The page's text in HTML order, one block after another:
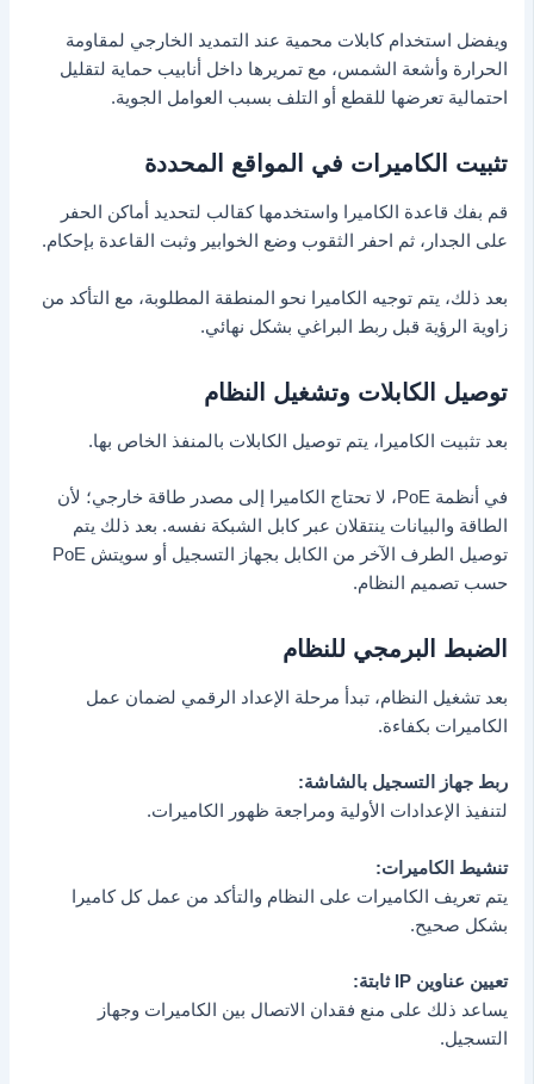
ويفضل استخدام كابلات محمية عند التمديد الخارجي لمقاومة
الحرارة وأشعة الشمس، مع تمريرها داخل أنابيب حماية لتقليل
احتمالية تعرضها للقطع أو التلف بسبب العوامل الجوية.
تثبيت الكاميرات في المواقع المحددة
قم بفك قاعدة الكاميرا واستخدمها كقالب لتحديد أماكن الحفر
على الجدار، ثم احفر الثقوب وضع الخوابير وثبت القاعدة بإحكام.
بعد ذلك، يتم توجيه الكاميرا نحو المنطقة المطلوبة، مع التأكد من
زاوية الرؤية قبل ربط البراغي بشكل نهائي.
توصيل الكابلات وتشغيل النظام
بعد تثبيت الكاميرا، يتم توصيل الكابلات بالمنفذ الخاص بها.
في أنظمة PoE، لا تحتاج الكاميرا إلى مصدر طاقة خارجي؛ لأن
الطاقة والبيانات ينتقلان عبر كابل الشبكة نفسه. بعد ذلك يتم
توصيل الطرف الآخر من الكابل بجهاز التسجيل أو سويتش PoE
حسب تصميم النظام.
الضبط البرمجي للنظام
بعد تشغيل النظام، تبدأ مرحلة الإعداد الرقمي لضمان عمل
الكاميرات بكفاءة.
ربط جهاز التسجيل بالشاشة:
لتنفيذ الإعدادات الأولية ومراجعة ظهور الكاميرات.
تنشيط الكاميرات:
يتم تعريف الكاميرات على النظام والتأكد من عمل كل كاميرا
بشكل صحيح.
تعيين عناوين IP ثابتة:
يساعد ذلك على منع فقدان الاتصال بين الكاميرات وجهاز
التسجيل.